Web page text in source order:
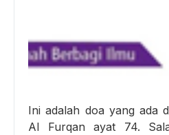
Ini adalah doa yang ada
Al Furqan ayat 74.